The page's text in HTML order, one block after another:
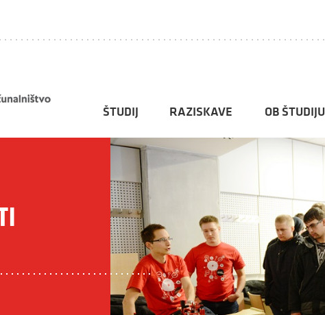
ŠTUDIJ RAZISKAVE OB ŠTUDIJU